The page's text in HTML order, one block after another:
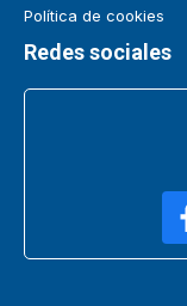
Política de cookies
Redes sociales